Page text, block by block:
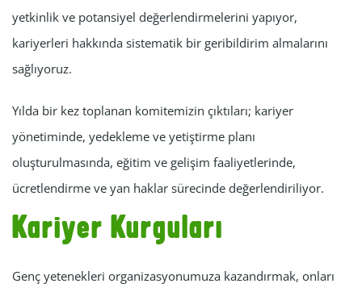
yetkinlik ve potansiyel değerlendirmelerini yapıyor,
kariyerleri hakkında sistematik bir geribildirim almalarını
sağlıyoruz.
Yılda bir kez toplanan komitemizin çıktıları; kariyer
yönetiminde, yedekleme ve yetiştirme planı
oluşturulmasında, eğitim ve gelişim faaliyetlerinde,
ücretlendirme ve yan haklar sürecinde değerlendiriliyor.
Kariyer Kurguları
Genç yetenekleri organizasyonumuza kazandırmak, onları